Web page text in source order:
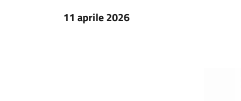
11 aprile 2026